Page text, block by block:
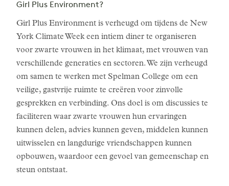
Girl Plus Environment?
Girl Plus Environment is verheugd om tijdens de New
York Climate Week een intiem diner te organiseren
voor zwarte vrouwen in het klimaat, met vrouwen van
verschillende generaties en sectoren. We zijn verheugd
om samen te werken met Spelman College om een
veilige, gastvrije ruimte te creëren voor zinvolle
gesprekken en verbinding. Ons doel is om discussies te
faciliteren waar zwarte vrouwen hun ervaringen
kunnen delen, advies kunnen geven, middelen kunnen
uitwisselen en langdurige vriendschappen kunnen
opbouwen, waardoor een gevoel van gemeenschap en
steun ontstaat.